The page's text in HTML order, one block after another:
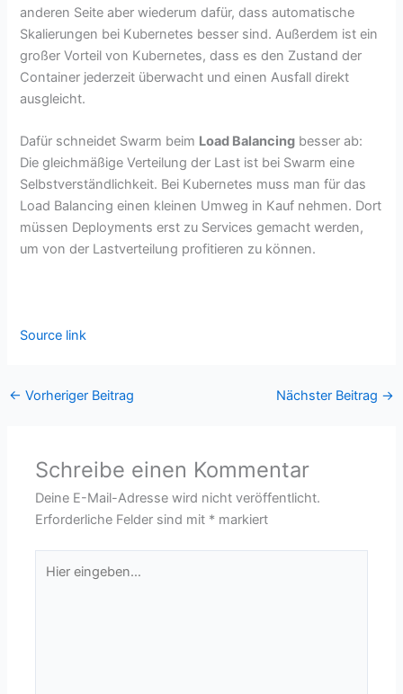
anderen Seite aber wiederum dafür, dass automatische
Skalierungen bei Kubernetes besser sind. Außerdem ist ein
großer Vorteil von Kubernetes, dass es den Zustand der
Container jederzeit überwacht und einen Ausfall direkt
ausgleicht.
Dafür schneidet Swarm beim Load Balancing besser ab:
Die gleichmäßige Verteilung der Last ist bei Swarm eine
Selbstverständlichkeit. Bei Kubernetes muss man für das
Load Balancing einen kleinen Umweg in Kauf nehmen. Dort
müssen Deployments erst zu Services gemacht werden,
um von der Lastverteilung profitieren zu können.
Source link
← Vorheriger Beitrag Nächster Beitrag →
Schreibe einen Kommentar
Deine E-Mail-Adresse wird nicht veröffentlicht.
Erforderliche Felder sind mit * markiert
eingeben…